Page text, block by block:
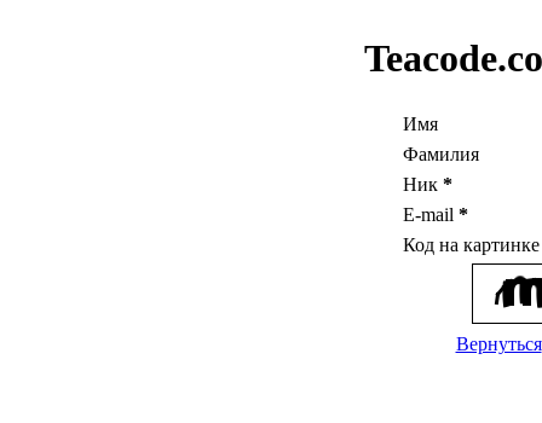
Имя
Фамилия
Ник *
E-mail *
Код на
Вернуться